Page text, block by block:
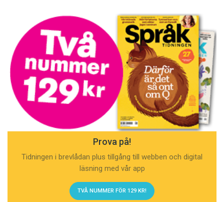
Prova på!
Tidningen i brevlådan plus tillgång till webben och digital
läsning med vår app
TVÅ NUMMER FÖR 129 KR!